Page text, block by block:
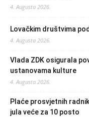
4. Augusta 2026.
Lovačkim društvima
4. Augusta 2026.
Vlada ZDK osigurala
ustanovama kulture
4. Augusta 2026.
Plaće prosvjetnih
jula veće za 10 posto